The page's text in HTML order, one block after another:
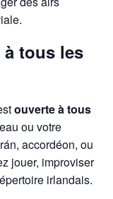
tous les
ouverte à tous
ou votre
accordéon, ou
jouer, improviser
irlandais.